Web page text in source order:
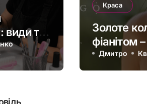
види та
Краса
Золоте
фіанітом
Дмитро